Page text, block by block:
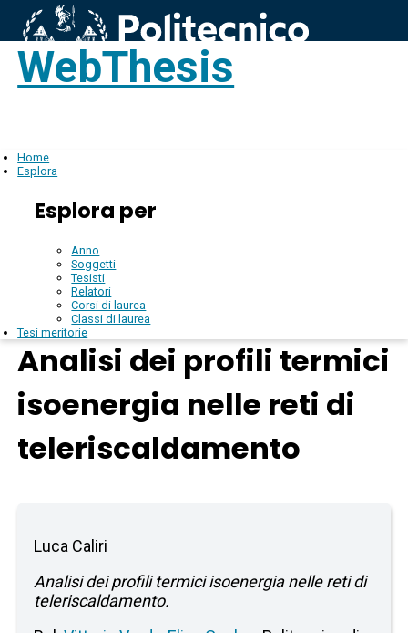
WebThesis
Home
Esplora
Esplora per
Anno
Soggetti
Tesisti
Relatori
Corsi di laurea
Classi di laurea
Tesi meritorie
Analisi dei profili termici
isoenergia nelle reti di
teleriscaldamento
Luca Caliri
Analisi dei profili termici isoenergia nelle reti di
teleriscaldamento.